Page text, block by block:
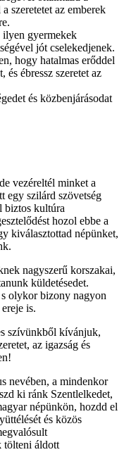
szeretetet az emberek
gyermekek
jót cselekedjenek.
hogy hatalmas erőddel
és ébressz szeretet az
és közbenjárásodat
vezéreltél minket a
egy szilárd szövetség
biztos kultúra
hozol ebbe a
kiválasztottad népünket,
nagyszerű korszakai,
küldetésedet.
olykor bizony nagyon
is.
szívünkből kívánjuk,
az igazság és
nevében, a mindenkor
ki ránk Szentlelkedet,
népünkön, hozdd el
és közös
tölteni áldott